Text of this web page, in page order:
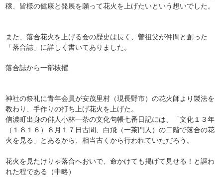
穣、皆様の健康と発展を願って花火を上げたいという想いでした。
また、落合花火を上げる会の歴史は長く、曽祖父が仲間と創った
「落合誌」に詳しく書いてありました。
落合誌から一部抜擢
神社の祭礼に青年会員が安茂里村（現長野市）の花火師より製法を
教わり、手作りの打ち上げ花火を上げた。
信濃町出身の俳人小林一茶の文化句帳七番日記には、「文化１３年
（１８１６）８月１７日古間、白飛（一茶門人）の二階で落合の花
火を見る」とあるから、相当古くから行われていただろう。
花火を見たけりゃ落合へおいで、命かけても掲げて見せる！と謳わ
れた程である（中略）